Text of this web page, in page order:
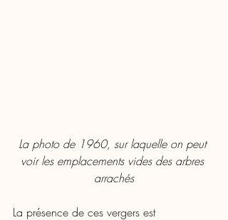
La photo de 1960, sur laquelle on peut
voir les emplacements vides des arbres
arrachés
La présence de ces vergers est